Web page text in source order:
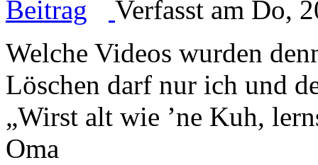
Verfasst am Do,
Welche Videos wurden
Löschen darf nur ich und
„Wirst alt wie ’ne Kuh,
Oma